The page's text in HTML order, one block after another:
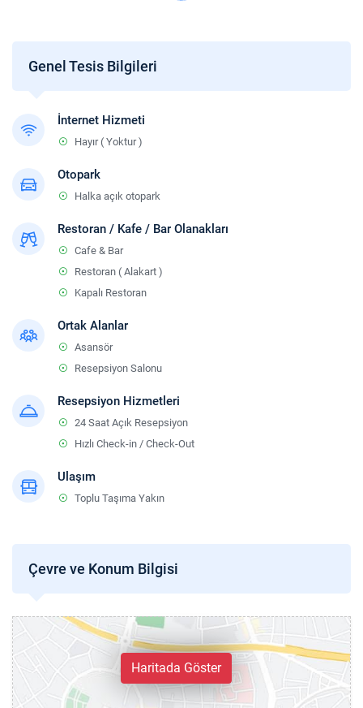
Genel Tesis Bilgileri
İnternet Hizmeti
Hayır ( Yoktur )
Otopark
Halka açık otopark
Restoran / Kafe / Bar Olanakları
Cafe & Bar
Restoran ( Alakart )
Kapalı Restoran
Ortak Alanlar
Asansör
Resepsiyon Salonu
Resepsiyon Hizmetleri
24 Saat Açık Resepsiyon
Hızlı Check-in / Check-Out
Ulaşım
Toplu Taşıma Yakın
Çevre ve Konum Bilgisi
Haritada Göster